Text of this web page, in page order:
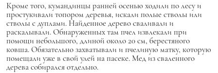
Кроме того, кумандинцы ранней осенью ходили по лесу и
простукивали топором деревья, искали полые стволы или
стволы с дуплами. Найденное дерево сваливали и
раскалывали. Обнаруженных там пчел извлекали при
помощи небольшого, длиной около 20 см, берестяного
ковша. Обязательно захватывали и пчелиную матку, которую
помещали уже в свой улей на пасеке. Мед из сваленного
дерева собирался отдельно.